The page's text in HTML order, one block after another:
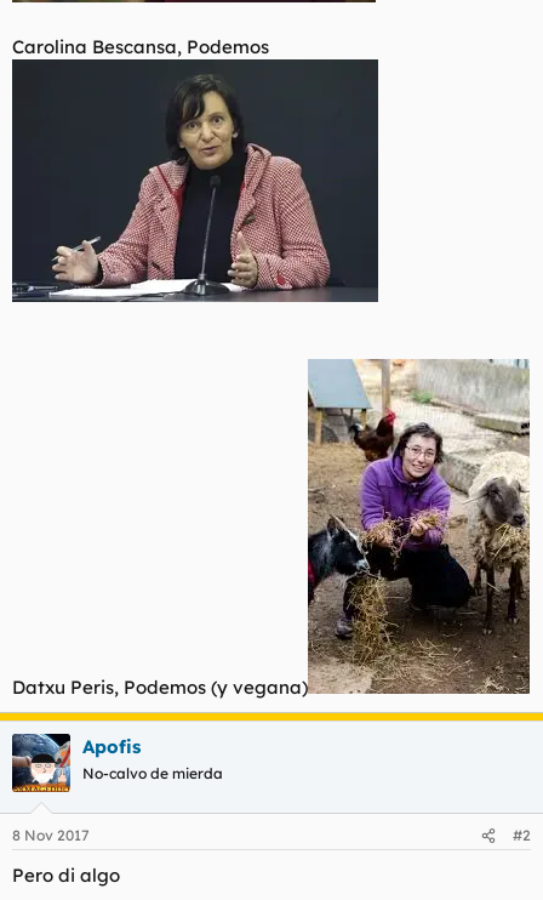
Carolina Bescansa, Podemos
Datxu Peris, Podemos (y vegana)
Apofis
No-calvo de mierda
8 Nov 2017 #2
Pero di algo